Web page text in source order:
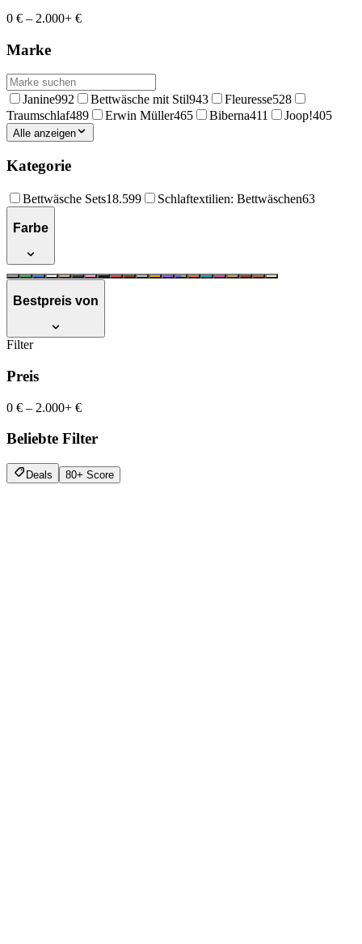
0 € – 2.000+ €
Marke
Janine992 Bettwäsche mit Stil943 Fleuresse528
Traumschlaf489 Erwin Müller465 Biberna411 Joop!405
Alle anzeigen
Kategorie
Bettwäsche Sets18.599 Schlaftextilien: Bettwäschen63
Farbe
Bestpreis von
Filter
Preis
0 € – 2.000+ €
Beliebte Filter
Deals 80+ Score